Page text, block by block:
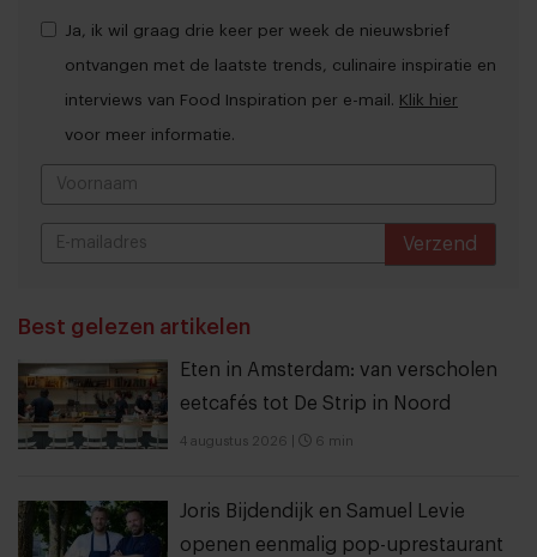
Ja, ik wil graag drie keer per week de nieuwsbrief
ontvangen met de laatste trends, culinaire inspiratie en
interviews van Food Inspiration per e-mail. Klik hier
voor meer informatie.
Verzend
Best gelezen artikelen
Eten in Amsterdam: van verscholen
eetcafés tot De Strip in Noord
4 augustus 2026 6 min
Joris Bijdendijk en Samuel Levie
openen eenmalig pop-uprestaurant